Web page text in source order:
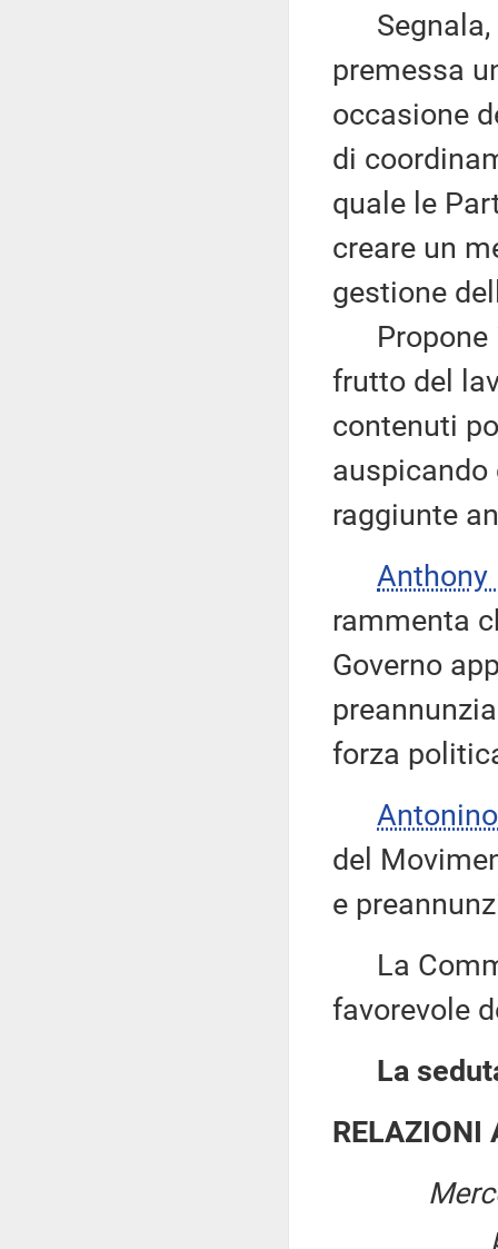
Segnala,
premessa
occasione
di
quale le
creare un
gestione
Propone
frutto del
contenuti
auspicando
raggiunte
Anthony
rammenta
Governo
forza
del
e
La
favorevole
La
RELAZIONI